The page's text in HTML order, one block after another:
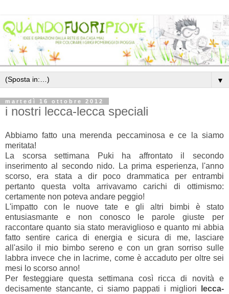
▼
martedì 16 ottobre 2012
i nostri lecca-lecca speciali
Abbiamo fatto una merenda peccaminosa e ce la siamo
meritata!
La scorsa settimana Puki ha affrontato il secondo
inserimento al secondo nido. La prima esperienza, l'anno
scorso, era stata a dir poco drammatica per entrambi
pertanto questa volta arrivavamo carichi di ottimismo:
certamente non poteva andare peggio!
L'impatto con le nuove tate e gli altri bimbi è stato
entusiasmante e non conosco le parole giuste per
raccontare quanto sia stato meraviglioso e quanto mi abbia
fatto sentire carica di energia e sicura di me, lasciare
all'asilo il mio bimbo sereno e con un gran sorriso sulle
labbra invece che in lacrime, come è accaduto per oltre sei
mesi lo scorso anno!
Per festeggiare questa settimana così ricca di novità e
decisamente stancante, ci siamo pappati i migliori
lecca-